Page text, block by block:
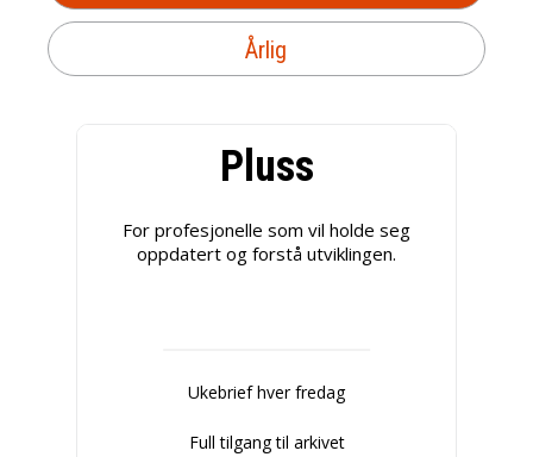
Årlig
Pluss
For profesjonelle som vil holde seg
oppdatert og forstå utviklingen.
Ukebrief hver fredag
Full tilgang til arkivet